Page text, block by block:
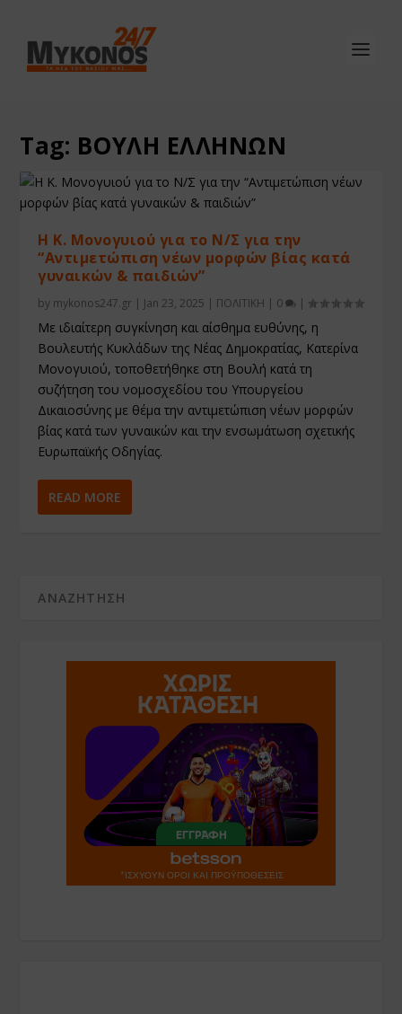
Tag: ΒΟΥΛΗ ΕΛΛΗΝΩΝ
Η Κ. Μονογυιού για το Ν/Σ για την
“Αντιμετώπιση νέων μορφών βίας κατά
γυναικών & παιδιών”
by mykonos247.gr | Jan 23, 2025 | ΠΟΛΙΤΙΚΗ | 0 |
Με ιδιαίτερη συγκίνηση και αίσθημα ευθύνης, η
Βουλευτής Κυκλάδων της Νέας Δημοκρατίας, Κατερίνα
Μονογυιού, τοποθετήθηκε στη Βουλή κατά τη
συζήτηση του νομοσχεδίου του Υπουργείου
Δικαιοσύνης με θέμα την αντιμετώπιση νέων μορφών
βίας κατά των γυναικών και την ενσωμάτωση σχετικής
Ευρωπαϊκής Οδηγίας.
READ MORE